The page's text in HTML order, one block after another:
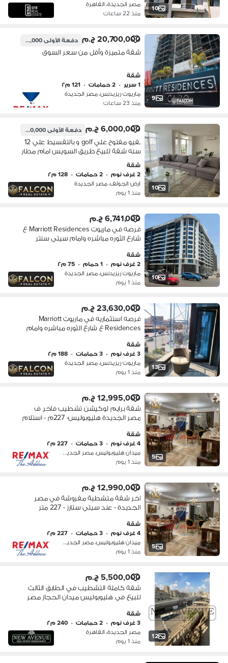
10
مصر الجديدة، القاهرة
منذ 22 ساعات
9
20,700,000 ج.م دفعة الأولى4,500,000 ج.م
شقة متميزة وأقل من سعر السوق
شقة
1 سرير
• 2 حمامات • 121 م٢
ماريوت ريزيدنس، مصر الجديدة
منذ 23 ساعات
10
6,000,000 ج.م دفعة الأولى600,000 ج.م
بفيو مفتوح علي golf و بالتقسيط علي 12
سنه شقة للبيع طريق السويس امام مطار
القاهرة و كيمبنسكي و بالقرب من مدينة
نصر و التجمع الخامس و اكاديمية شرطه
شقة
2 غرف نوم
• 2 حمامات • 128 م٢
ارض الجولف، مصر الجديدة
منذ 1 يوم
10
6,741,000 ج.م
فرصه في ماريوت Marriott Residences ع
شارع الثوره مباشره وامام سيتي سنتر
شقة
2 غرف نوم
• 1 حمام • 75 م٢
ماريوت ريزيدنس، مصر الجديدة
منذ 1 يوم
13
23,630,000 ج.م
فرصه استثماريه في ماريوت Marriott
Residences ع شارع الثوره مباشره وامام
30% للكاش
شقة
3 غرف نوم
• 3 حمامات • 188 م٢
ماريوت ريزيدنس، مصر الجديدة
منذ 1 يوم
5
12,995,000 ج.م
شقة برايم لوكيشن تشطيب فاخر ف
مصر الجديدة هليوبوليس- 227م - استلام
شقة
4 غرف نوم
• 3 حمامات • 227 م٢
ميدان هليوبوليس، مصر الجديدة
منذ 1 يوم
5
12,990,000 ج.م
اخر شقة متشطبة مفروشة في مصر
الجديدة - عند سيتي ستارز - 227 متر
شقة
4 غرف نوم
• 3 حمامات • 227 م٢
ميدان هليوبوليس، مصر الجديدة
منذ 1 يوم
12
5,500,000 ج.م
شقة كاملة التشطيب في الطابق الثالث
للبيع في هليوبوليس ميدان الحجاز مصر
Masr El Gdida
شقة
3 غرف نوم
• 2 حمامات • 240 م٢
مصر الجديدة، القاهرة
منذ 1 يوم